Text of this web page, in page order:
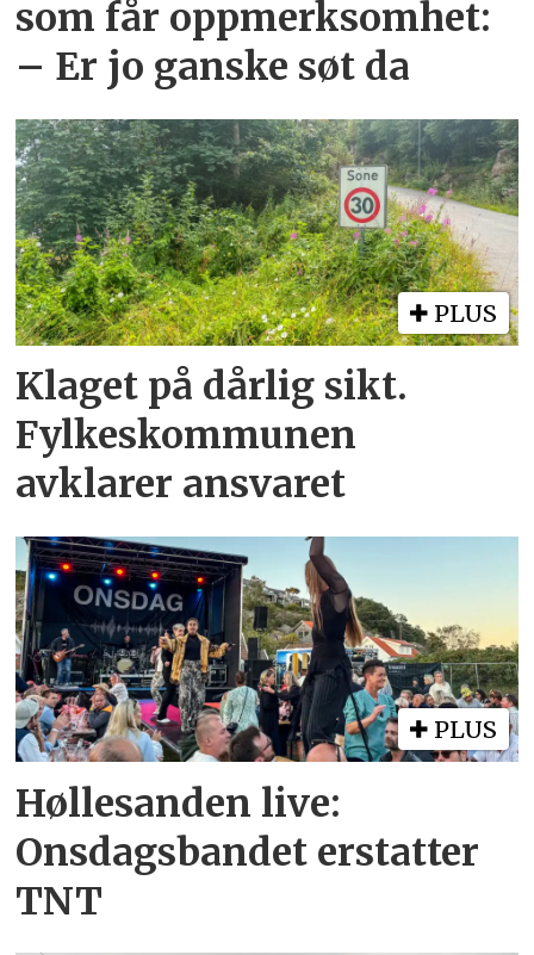
som får oppmerksomhet:
– Er jo ganske søt da
PLUS
Klaget på dårlig sikt.
Fylkeskommunen
avklarer ansvaret
PLUS
Høllesanden live:
Onsdagsbandet erstatter
TNT